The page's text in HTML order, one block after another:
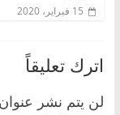
15 فبراير، 2020
اترك تعليقاً
لن يتم نشر